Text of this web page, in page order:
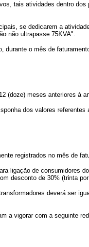
tais atividades dentro
se dedicarem a
não ultrapasse 75KVA".
durante o mês de
(doze) meses anteriores à
dos valores
registrados no mês de
ligação de consumidores
desconto de 30% (trinta
deverá ser
a vigorar com a seguinte